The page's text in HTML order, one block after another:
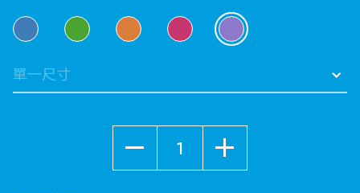
選擇 顏色
selected